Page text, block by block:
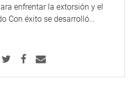
enfrentar la extorsión y el
Con éxito se desarrolló...